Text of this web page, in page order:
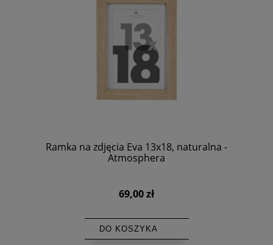
Ramka na zdjęcia Eva 13x18, naturalna -
Atmosphera
69,00 zł
DO KOSZYKA